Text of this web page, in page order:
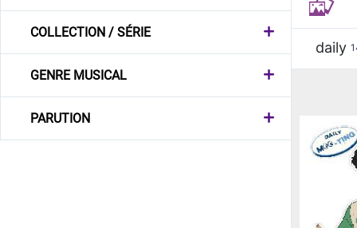
COLLECTION / SÉRIE
GENRE MUSICAL
PARUTION
daily